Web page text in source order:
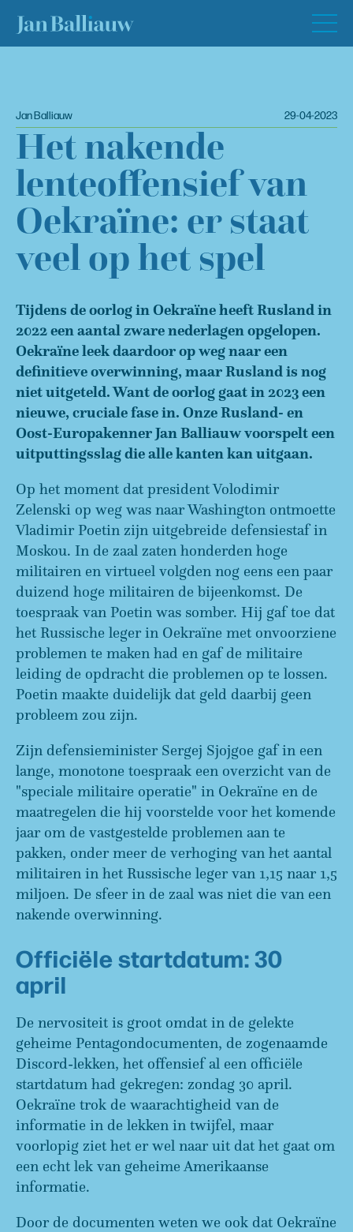
Jan Balliauw 29-04-2023
Het nakende
lenteoffensief van
Oekraïne: er staat
veel op het spel
Tijdens de oorlog in Oekraïne heeft Rusland in
2022 een aantal zware nederlagen opgelopen.
Oekraïne leek daardoor op weg naar een
definitieve overwinning, maar Rusland is nog
niet uitgeteld. Want de oorlog gaat in 2023 een
nieuwe, cruciale fase in. Onze Rusland- en
Oost-Europakenner Jan Balliauw voorspelt een
uitputtingsslag die alle kanten kan uitgaan.
Op het moment dat president Volodimir
Zelenski op weg was naar Washington ontmoette
Vladimir Poetin zijn uitgebreide defensiestaf in
Moskou. In de zaal zaten honderden hoge
militairen en virtueel volgden nog eens een paar
duizend hoge militairen de bijeenkomst. De
toespraak van Poetin was somber. Hij gaf toe dat
het Russische leger in Oekraïne met onvoorziene
problemen te maken had en gaf de militaire
leiding de opdracht die problemen op te lossen.
Poetin maakte duidelijk dat geld daarbij geen
probleem zou zijn.
Zijn defensieminister Sergej Sjojgoe gaf in een
lange, monotone toespraak een overzicht van de
"speciale militaire operatie" in Oekraïne en de
maatregelen die hij voorstelde voor het komende
jaar om de vastgestelde problemen aan te
pakken, onder meer de verhoging van het aantal
militairen in het Russische leger van 1,15 naar 1,5
miljoen. De sfeer in de zaal was niet die van een
nakende overwinning.
Officiële startdatum: 30
april
De nervositeit is groot omdat in de gelekte
geheime Pentagondocumenten, de zogenaamde
Discord-lekken, het offensief al een officiële
startdatum had gekregen: zondag 30 april.
Oekraïne trok de waarachtigheid van de
informatie in de lekken in twijfel, maar
voorlopig ziet het er wel naar uit dat het gaat om
een echt lek van geheime Amerikaanse
informatie.
Door de documenten weten we ook dat Oekraïne